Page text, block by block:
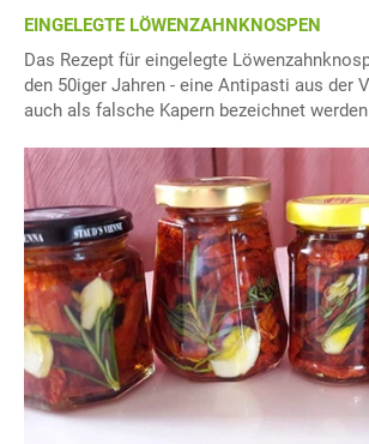
EINGELEGTE LÖWENZAHNKNOSPEN
Das Rezept für eingelegte
den 50iger Jahren - eine Antipasti aus der
auch als falsche Kapern bezeichnet